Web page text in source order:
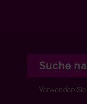
Suche
Verwenden